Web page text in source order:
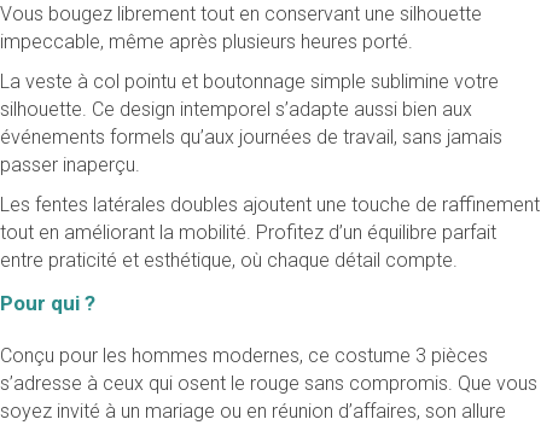
Vous bougez librement tout en conservant une silhouette
impeccable, même après plusieurs heures porté.
La veste à col pointu et boutonnage simple sublimine votre
silhouette. Ce design intemporel s’adapte aussi bien aux
événements formels qu’aux journées de travail, sans jamais
passer inaperçu.
Les fentes latérales doubles ajoutent une touche de raffinement
tout en améliorant la mobilité. Profitez d’un équilibre parfait
entre praticité et esthétique, où chaque détail compte.
Pour qui ?
Conçu pour les hommes modernes, ce costume 3 pièces
s’adresse à ceux qui osent le rouge sans compromis. Que vous
soyez invité à un mariage ou en réunion d’affaires, son allure